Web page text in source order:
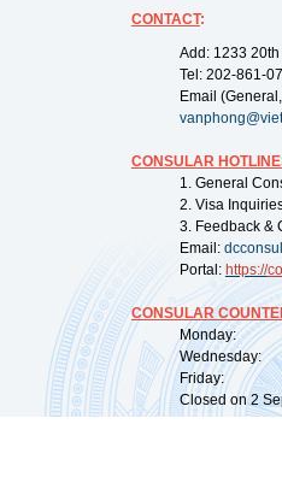
CONTACT:
Add: 1233
Tel: 202-861-
Email
CONSULAR
1. General
2. Visa
3. Feedback &
Email:
Portal: https://
CONSULAR
Monday:
Wednesday:
Friday:
Closed on 2